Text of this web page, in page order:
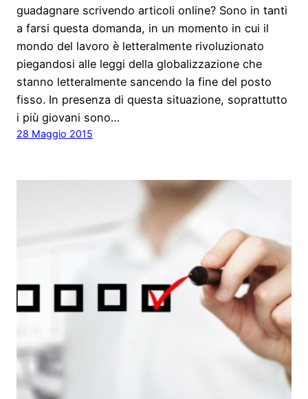
guadagnare scrivendo articoli online? Sono in tanti
a farsi questa domanda, in un momento in cui il
mondo del lavoro è letteralmente rivoluzionato
piegandosi alle leggi della globalizzazione che
stanno letteralmente sancendo la fine del posto
fisso. In presenza di questa situazione, soprattutto
i più giovani sono…
28 Maggio 2015